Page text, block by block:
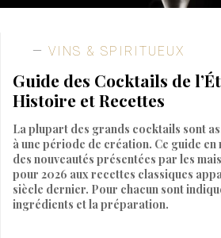
VINS & SPIRITUEUX
Guide des Cocktails de
Histoire et Recettes
La plupart des grands cocktails sont
à une période de création. Ce guide
des nouveautés présentées par les
pour 2026 aux recettes classiques
siècle dernier. Pour chacun sont
ingrédients et la préparation.